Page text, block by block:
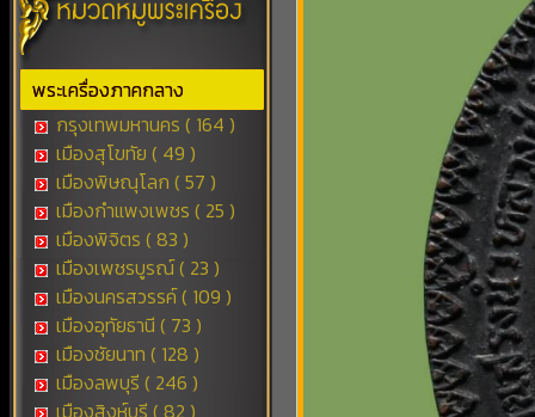
พระเครื่องภาคกลาง
กรุงเทพมหานคร ( 164 )
เมืองสุโขทัย ( 49 )
เมืองพิษณุโลก ( 57 )
เมืองกำแพงเพชร ( 25 )
เมืองพิจิตร ( 83 )
เมืองเพชรบูรณ์ ( 23 )
เมืองนครสวรรค์ ( 109 )
เมืองอุทัยธานี ( 73 )
เมืองชัยนาท ( 128 )
เมืองลพบุรี ( 246 )
เมืองสิงห์บุรี ( 82 )